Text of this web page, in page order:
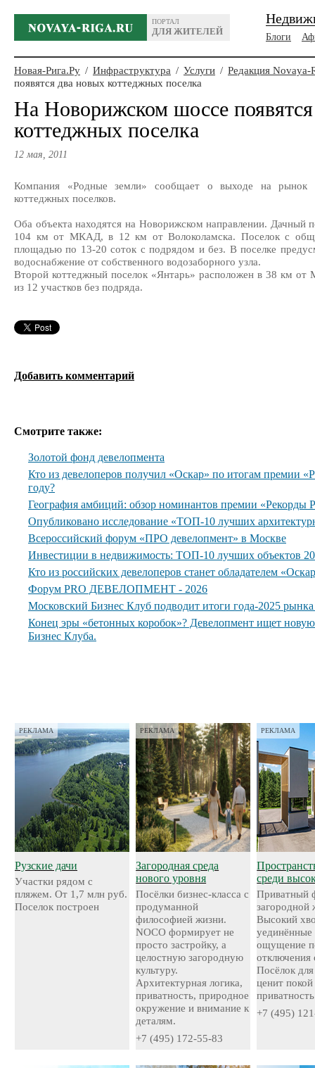
ПОРТАЛ
ДЛЯ ЖИТЕЛЕЙ
Блоги
Новая-Рига.Ру / Инфраструктура / Услуги / Редакция Novaya-
появятся два новых коттеджных поселка
На Новорижском шоссе
коттеджных поселка
12 мая, 2011
Компания «Родные земли» сообщает о выходе на рынок
коттеджных поселков.
Оба объекта находятся на Новорижском направлении. Дачный
104 км от МКАД, в 12 км от Волоколамска. Поселок с
площадью по 13-20 соток с подрядом и без. В поселке
водоснабжение от собственного водозаборного узла.
Второй коттеджный поселок «Янтарь» расположен в 38 км
из 12 участков без подряда.
Добавить комментарий
Смотрите также:
Золотой фонд девелопмента
Кто из девелоперов получил «Оскар» по итогам премии
году?
География амбиций: обзор номинантов премии
Опубликовано исследование «ТОП-10 лучших
Всероссийский форум «ПРО девелопмент» в Москве
Инвестиции в недвижимость: ТОП-10 лучших объектов
Кто из российских девелоперов станет обладателем
Форум PRO ДЕВЕЛОПМЕНТ - 2026
Московский Бизнес Клуб подводит итоги года-2025
Конец эры «бетонных коробок»? Девелопмент ищет
Бизнес Клуба.
РЕКЛАМА
Рузские дачи
Участки рядом с
пляжем. От 1,7 млн руб.
Поселок построен
РЕКЛАМА
Загородная среда
нового уровня
Посёлки бизнес-класса с
продуманной
философией жизни.
NOCO формирует не
просто застройку, а
целостную загородную
культуру.
Архитектурная логика,
приватность, природное
окружение и внимание к
деталям.
+7 (495) 172-55-83
РЕКЛАМА
среди
Приватный
загородной
Высокий
уединённые
ощущение
отключения
Посёлок
ценит
приватность
+7 (495)